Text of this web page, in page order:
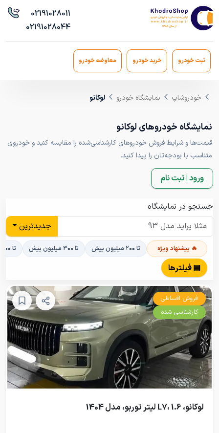
02191028011
02191028044
ثبت خودرو خرید خودرو معاوضه خودرو
خودروشاپ نمایشگاه خودرو لوکانو
نمایشگاه خودروهای لوکانو
قیمت‌ها و شرایط فروش خودروهای کارشناسی‌شده را مقایسه کنید و خودروی
متناسب با بودجه‌تان را پیدا کنید.
ورود | ثبت نام
جستجو در نمایشگاه
جدیدترین
🔥 پیشنهاد ویژه تا ۲۰۰ میلیون پیش تا ۳۰۰ میلیون پیش تا ۴۰۰ میلیون پیش
▤ فیلترها
فروش اقساطی
کارشناسی شده
لوکانو، L7، 1.6 لیتر توربو، مدل 1404